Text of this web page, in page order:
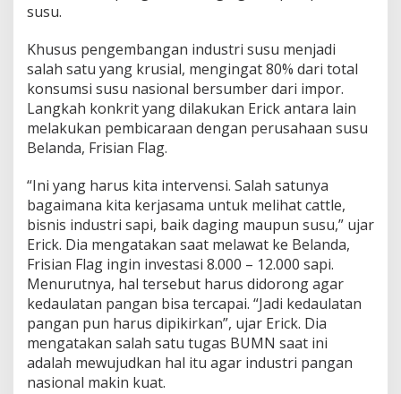
susu.
Khusus pengembangan industri susu menjadi
salah satu yang krusial, mengingat 80% dari total
konsumsi susu nasional bersumber dari impor.
Langkah konkrit yang dilakukan Erick antara lain
melakukan pembicaraan dengan perusahaan susu
Belanda, Frisian Flag.
“Ini yang harus kita intervensi. Salah satunya
bagaimana kita kerjasama untuk melihat cattle,
bisnis industri sapi, baik daging maupun susu,” ujar
Erick. Dia mengatakan saat melawat ke Belanda,
Frisian Flag ingin investasi 8.000 – 12.000 sapi.
Menurutnya, hal tersebut harus didorong agar
kedaulatan pangan bisa tercapai. “Jadi kedaulatan
pangan pun harus dipikirkan”, ujar Erick. Dia
mengatakan salah satu tugas BUMN saat ini
adalah mewujudkan hal itu agar industri pangan
nasional makin kuat.